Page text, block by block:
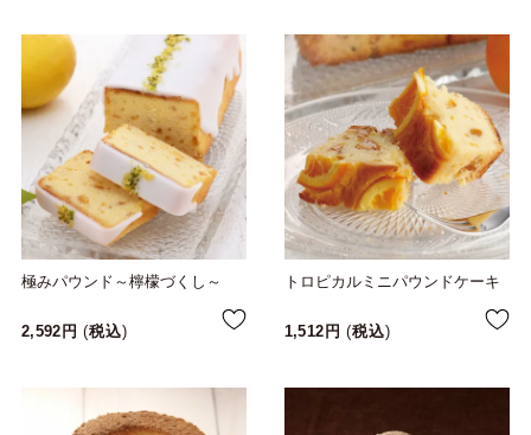
極みパウンド～檸檬づくし～
2,592 税込
トロピカルミニパウンドケーキ
1,512 税込